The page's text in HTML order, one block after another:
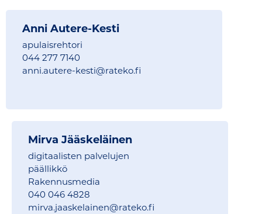
Anni Autere-Kesti
apulaisrehtori
044 277 7140
anni.autere-kesti@rateko.fi
Mirva Jääskeläinen
digitaalisten palvelujen
päällikkö
Rakennusmedia
040 046 4828
mirva.jaaskelainen@rateko.fi